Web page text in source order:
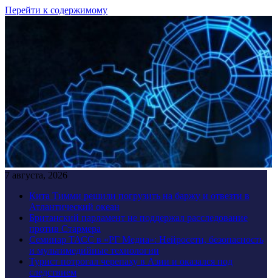
Перейти к содержимому
7 августа, 2026
Кита Тимми решили погрузить на баржу и отвезти в
Атлантический океан
Британский парламент не поддержал расследование
против Стармера
Семинар ТАСС в «РГ Медиа»: Нейросети, безопасность
и мультимедийные технологии
Турист потрогал черепаху в Азии и оказался под
следствием